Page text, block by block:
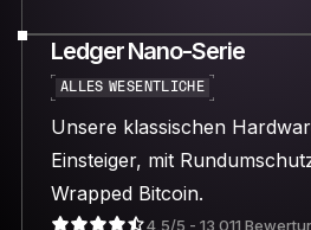
Ledger Nano-Serie
ALLES WESENTLICHE
Unsere klassischen
Einsteiger, mit
Wrapped Bitcoin.
4,5/5 - 13 011